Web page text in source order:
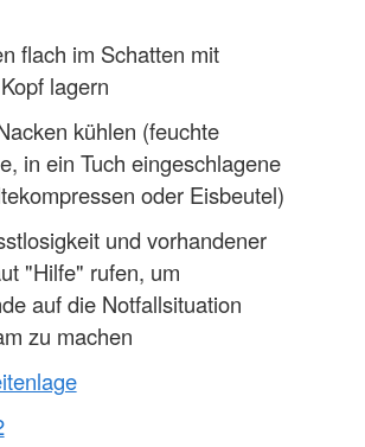
flach im Schatten mit
lagern
kühlen (feuchte
in ein Tuch eingeschlagene
oder Eisbeutel)
und vorhandener
"Hilfe" rufen, um
auf die Notfallsituation
zu machen